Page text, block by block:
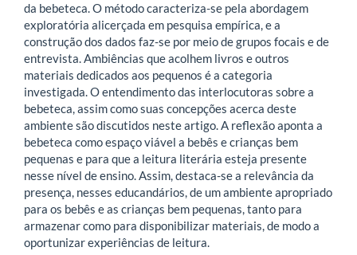
da bebeteca. O método caracteriza-se pela abordagem
exploratória alicerçada em pesquisa empírica, e a
construção dos dados faz-se por meio de grupos focais e de
entrevista. Ambiências que acolhem livros e outros
materiais dedicados aos pequenos é a categoria
investigada. O entendimento das interlocutoras sobre a
bebeteca, assim como suas concepções acerca deste
ambiente são discutidos neste artigo. A reflexão aponta a
bebeteca como espaço viável a bebês e crianças bem
pequenas e para que a leitura literária esteja presente
nesse nível de ensino. Assim, destaca-se a relevância da
presença, nesses educandários, de um ambiente apropriado
para os bebês e as crianças bem pequenas, tanto para
armazenar como para disponibilizar materiais, de modo a
oportunizar experiências de leitura.